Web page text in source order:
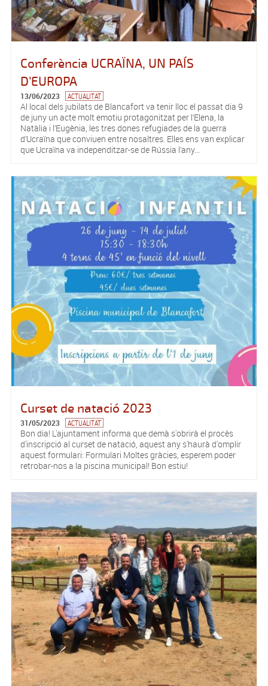
Conferència UCRAÏNA, UN PAÍS
D’EUROPA
13/06/2023 ACTUALITAT
Al local dels jubilats de Blancafort va tenir lloc el passat dia 9
de juny un acte molt emotiu protagonitzat per l’Elena, la
Natàlia i l’Eugènia, les tres dones refugiades de la guerra
d’Ucraïna que conviuen entre nosaltres. Elles ens van explicar
que Ucraïna va independitzar-se de Rússia l’any...
Curset de natació 2023
31/05/2023 ACTUALITAT
Bon dia! L'ajuntament informa que demà s'obrirà el procès
d'inscripció al curset de natació, aquest any s'haurà d'omplir
aquest formulari: Formulari Moltes gràcies, esperem poder
retrobar-nos a la piscina municipal! Bon estiu!